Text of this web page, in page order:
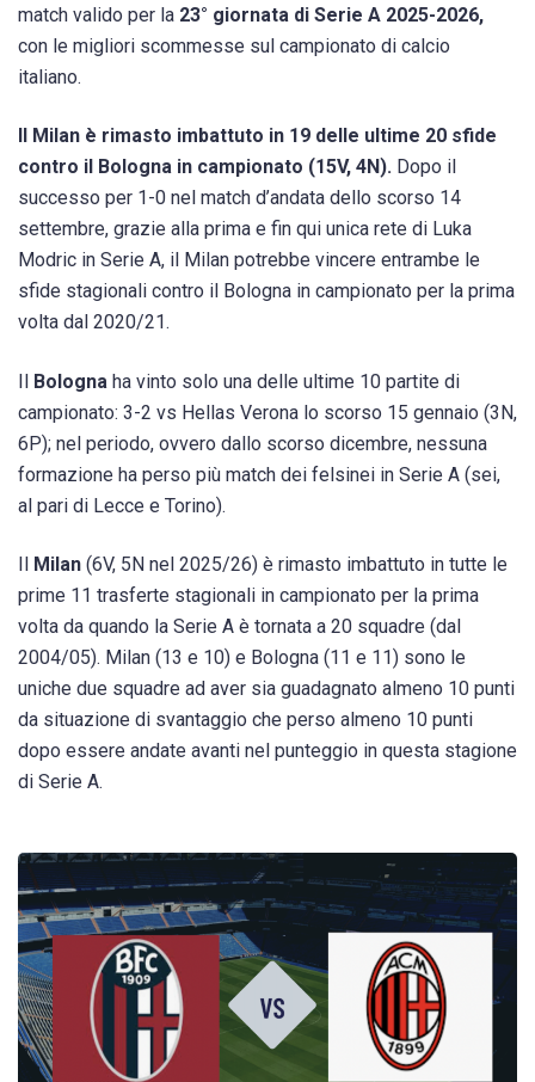
match valido per la 23° giornata di Serie A 2025-2026,
con le migliori scommesse sul campionato di calcio
italiano.
Il Milan è rimasto imbattuto in 19 delle ultime 20 sfide
contro il Bologna in campionato (15V, 4N). Dopo il
successo per 1-0 nel match d’andata dello scorso 14
settembre, grazie alla prima e fin qui unica rete di Luka
Modric in Serie A, il Milan potrebbe vincere entrambe le
sfide stagionali contro il Bologna in campionato per la prima
volta dal 2020/21.
Il Bologna ha vinto solo una delle ultime 10 partite di
campionato: 3-2 vs Hellas Verona lo scorso 15 gennaio (3N,
6P); nel periodo, ovvero dallo scorso dicembre, nessuna
formazione ha perso più match dei felsinei in Serie A (sei,
al pari di Lecce e Torino).
Il Milan (6V, 5N nel 2025/26) è rimasto imbattuto in tutte le
prime 11 trasferte stagionali in campionato per la prima
volta da quando la Serie A è tornata a 20 squadre (dal
2004/05). Milan (13 e 10) e Bologna (11 e 11) sono le
uniche due squadre ad aver sia guadagnato almeno 10 punti
da situazione di svantaggio che perso almeno 10 punti
dopo essere andate avanti nel punteggio in questa stagione
di Serie A.